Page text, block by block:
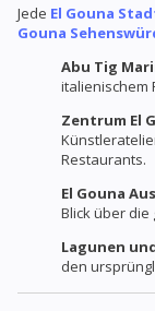
Jede El Gouna
Gouna
Abu Tig
italienischem
Zentrum El
Restaurants.
El Gouna
Blick über die
Lagunen
den